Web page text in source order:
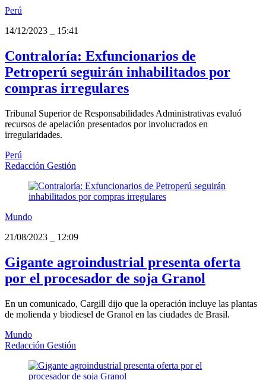
Perú
14/12/2023
15:41
Contraloría: Exfuncionarios de
Petroperú seguirán inhabilitados por
compras irregulares
Tribunal Superior de Responsabilidades Administrativas evaluó
recursos de apelación presentados por involucrados en
irregularidades.
Perú
Redacción Gestión
Mundo
21/08/2023
12:09
Gigante agroindustrial presenta oferta
por el procesador de soja Granol
En un comunicado, Cargill dijo que la operación incluye las plantas
de molienda y biodiesel de Granol en las ciudades de Brasil.
Mundo
Redacción Gestión